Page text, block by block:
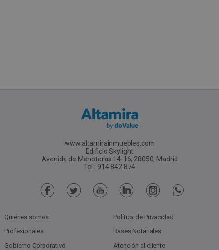
www.altamirainmuebles.com
Edificio Skylight
Avenida de Manoteras 14-16, 28050, Madrid
Tel.: 914 842 874
Quiénes somos
Profesionales
Gobierno Corporativo
Política de Privacidad
Bases Notariales
Atención al cliente